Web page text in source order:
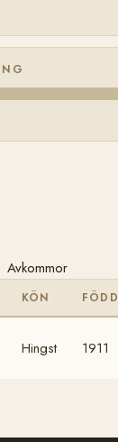
Avkommor
KÖN FÖDD
Hingst 1911